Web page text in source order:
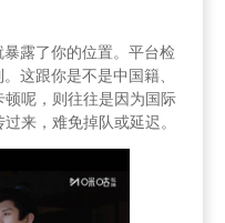
露了你的位置。平台检
这跟你是不是中国籍、
呢，则往往是因为国际
来，难免掉队或延迟。